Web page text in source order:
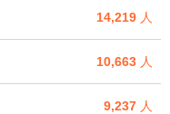
14,219 人
10,663 人
9,237 人